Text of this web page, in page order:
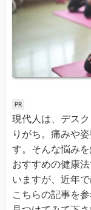
現代人は、デス
りがち。痛みや
す。そんな悩み
おすすめの健康
いますが、近年
こちらの記事を